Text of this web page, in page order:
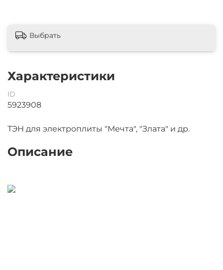
Характеристики
ID
5923908
ТЭН для электроплиты "Мечта", "Злата" и др.
Описание
Выбрать